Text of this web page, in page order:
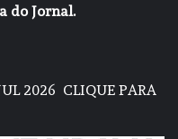
do Jornal.
2026 CLIQUE PARA